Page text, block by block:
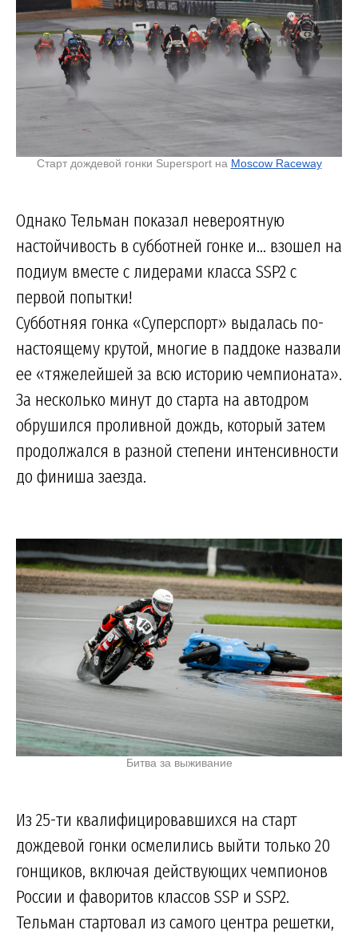
Старт дождевой гонки Supersport на Moscow Raceway
Однако Тельман показал невероятную
настойчивость в субботней гонке и… взошел на
подиум вместе с лидерами класса SSP2 с
первой попытки!
Субботняя гонка «Суперспорт» выдалась по-
настоящему крутой, многие в паддоке назвали
ее «тяжелейшей за всю историю чемпионата».
За несколько минут до старта на автодром
обрушился проливной дождь, который затем
продолжался в разной степени интенсивности
до финиша заезда.
Битва за выживание
Из 25-ти квалифицировавшихся на старт
дождевой гонки осмелились выйти только 20
гонщиков, включая действующих чемпионов
России и фаворитов классов SSP и SSP2.
Тельман стартовал из самого центра решетки,